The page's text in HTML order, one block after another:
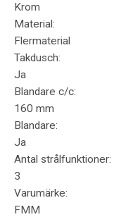
Krom
Material:
Flermaterial
Takdusch:
Ja
Blandare c/c:
160 mm
Blandare:
Ja
Antal strålfunktioner:
3
Varumärke:
FMM